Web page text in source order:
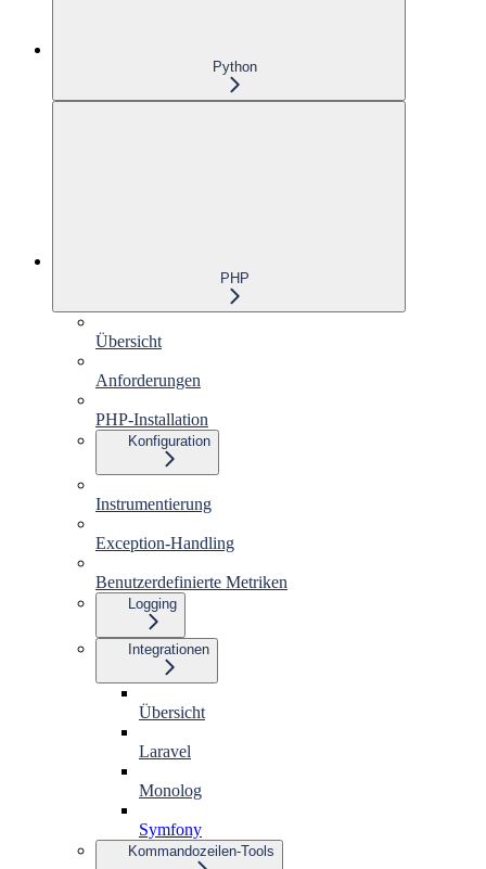
Python
PHP
Übersicht
Anforderungen
PHP-Installation
Konfiguration
Instrumentierung
Exception-Handling
Benutzerdefinierte Metriken
Logging
Integrationen
Übersicht
Laravel
Monolog
Symfony
Kommandozeilen-Tools